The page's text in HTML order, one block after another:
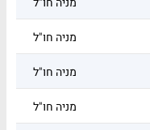
מניה חו"ל
מניה חו"ל
מניה חו"ל